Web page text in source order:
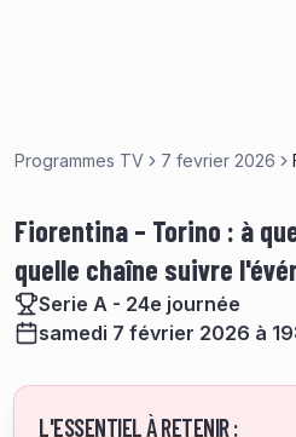
Programmes TV 7 fevrier 2026
Fiorentina – Torino : à
quelle chaîne suivre
Serie A - 24e journée
samedi 7 février 2026 à
L'ESSENTIEL À RETENIR :